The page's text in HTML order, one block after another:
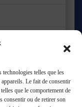
telles que les
Le fait de consentir
que le comportement de
consentir ou de retirer son
a vu le jour en
Ouvert: